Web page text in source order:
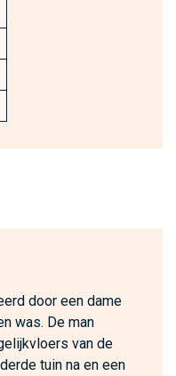
door een dame
was. De man
van de
tuin na en een